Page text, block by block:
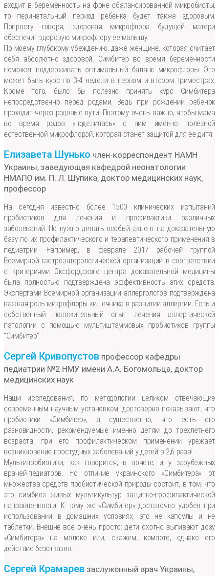
входит в беременность на фоне сбалансированной микробиоты,
то перинатальный период ребенка будет также здоровым.
Попросту говоря, здоровая микрофлора будущей матери
обеспечит здоровую микрофлору ее малышу.
По моему глубокому убеждению, даже женщине, которая считает
себя абсолютно здоровой, Симбитер во время беременности
поможет поддерживать оптимальный баланс микрофлоры. Это
может быть курс по 3-4 недели в первом и втором триместрах.
Кроме того, было бы полезно принять курс Симбитера
непосредственно перед родами. Ведь при рождении ребенок
проходит через родовые пути. Поэтому очень важно, чтобы мама
во время родов «поделилась» с ним именно полезной
естественной микрофлорой, которая станет защитой для ее дитя.
Елизавета Шунько член-корреспондент НАМН
Украины, заведующая кафедрой неонатологии
НМАПО им. П. Л. Шупика, доктор медицинских наук,
профессор
На сегодня известно более 1500 клинических испытаний
пробиотиков для лечения и профилактики различных
заболеваний. Но нужно делать особый акцент на доказательную
базу по их профилактического и терапевтического применения в
педиатрии. Например, в феврале 2017 рабочей группой
Всемирной гастроэнтерологической организации в соответствии
с критериями Оксфордского центра доказательной медицины
была полностью подтверждена эффективность этих средств.
Экспертами Всемирной организации аллергологов подтверждена
важная роль микрофлоры кишечника в развитии аллергии. Есть и
собственный положительный опыт лечения аллергической
патологии с помощью мультиштаммовых пробиотиков группы
"Симбитер".
Сергей Кривопустов профессор кафедры
педиатрии №2 НМУ имени А.А. Богомольца, доктор
медицинских наук
Наши исследования, по методологии целиком отвечающие
современным научным установкам, достоверно показывают, что
пробиотики «Симбитер», а существенно, что есть его
разновидности, рекомендуемые именно детям до трехлетнего
возраста, при его профилактическом применении урежает
возникновение простудных заболеваний у детей в 2,6 раза!
Мультипробиотики, как говорится, в почете, и у зарубежных
врачей-педиатров. Но отличие украинского «Симбитера» от
множества средств пробиотической природы состоит, в том, что
это симбиоз живых мультикультур защитно-профилактической
направленности. К тому же «Симбитер» достаточно удобен при
использовании в домашних условиях, это не капсулы и не
таблетки. Внешне все очень просто: дети охотно выпивают дозу
«Симбитера» на молоке или, скажем, компоте, однако его
действие безотказно.
Сергей Крамарев заслуженный врач Украины,